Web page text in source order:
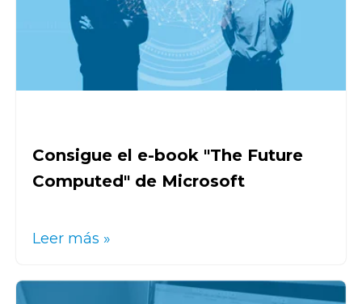
Consigue el e-book "The Future
Computed" de Microsoft
Leer más »